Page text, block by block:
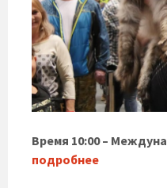
Время 10:00 –
подробнее